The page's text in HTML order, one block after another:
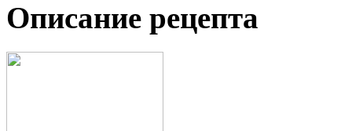
Описание рецепта